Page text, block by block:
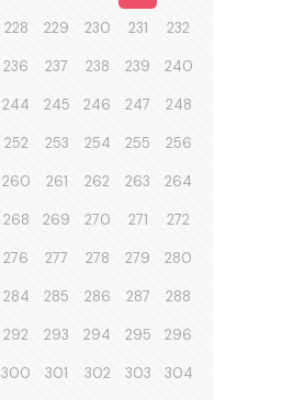
228 229 230 231 232
236 237 238 239 240
244 245 246 247 248
252 253 254 255 256
260 261 262 263 264
268 269 270 271 272
276 277 278 279 280
284 285 286 287 288
292 293 294 295 296
300 301 302 303 304